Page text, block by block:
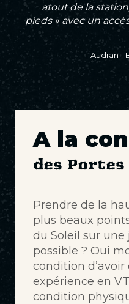
atout de la station,
pieds » avec un
Audran -
A la
des
Prendre de la
plus beaux
du Soleil sur une
possible ? Oui
condition
expérience en
condition